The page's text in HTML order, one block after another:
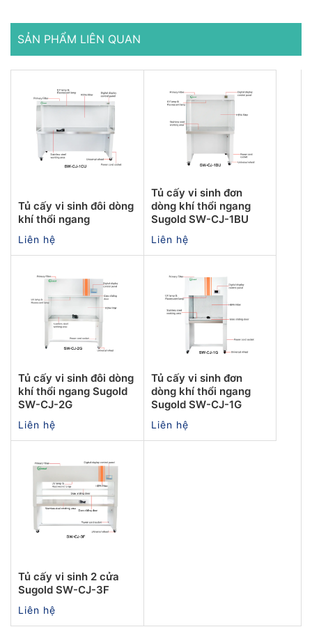
SẢN PHẨM LIÊN QUAN
Tủ cấy vi sinh đôi dòng
khí thổi ngang
Liên hệ
Tủ cấy vi sinh đơn
dòng khí thổi ngang
Sugold SW-CJ-1BU
Liên hệ
Tủ cấy vi sinh đôi dòng
khí thổi ngang Sugold
SW-CJ-2G
Liên hệ
Tủ cấy vi sinh đơn
dòng khí thổi ngang
Sugold SW-CJ-1G
Liên hệ
Tủ cấy vi sinh 2 cửa
Sugold SW-CJ-3F
Liên hệ